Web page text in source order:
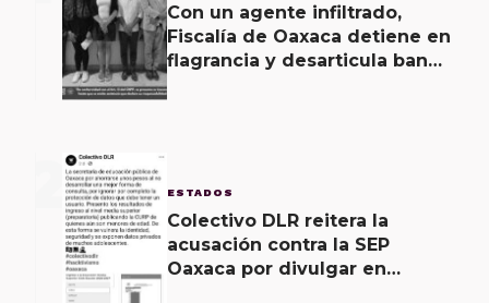
Con un agente infiltrado,
Fiscalía de Oaxaca detiene en
flagrancia y desarticula banda
2 ESTADOS
Colectivo DLR reitera la
acusación contra la SEP
Oaxaca por divulgar en